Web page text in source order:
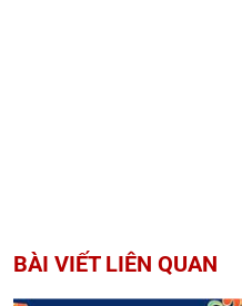
BÀI VIẾT LIÊN QUAN